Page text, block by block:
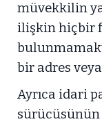
müvekkilin
ilişkin hiçbir
bir adres
Ayrıca idari
sürücüsünün